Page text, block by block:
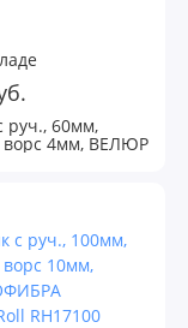
60мм,
ворс 4мм, ВЕЛЮР